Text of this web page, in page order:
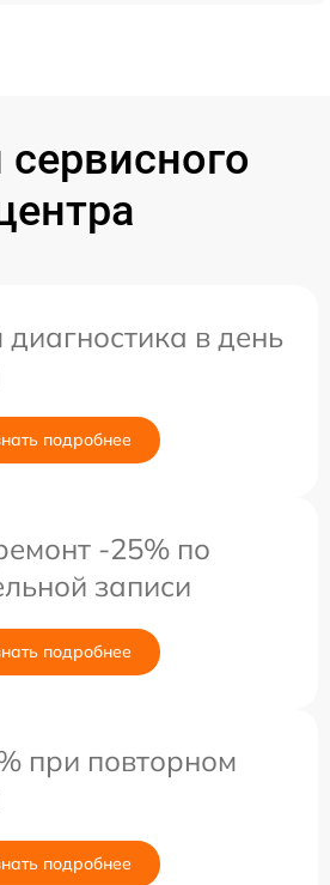
в день
подробнее
-25% по
записи
подробнее
при повторном
подробнее